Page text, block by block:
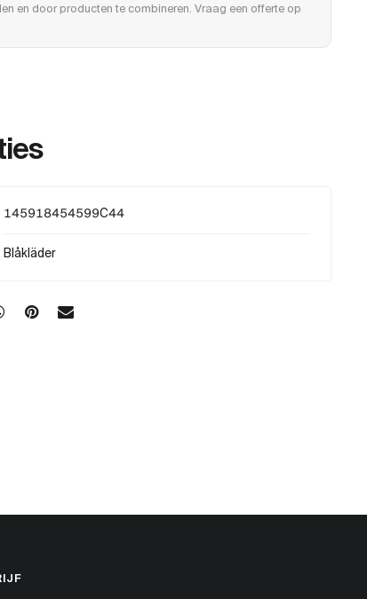
en door producten te combineren. Vraag een offerte op
145918454599C44
Blåkläder